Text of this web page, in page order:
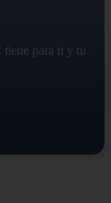
para ti y tu